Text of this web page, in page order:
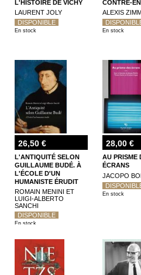
L'HISTOIRE DE VICHY
ET DU GÉNOCIDE DES
JUIFS
LAURENT JOLY
DISPONIBLE
En stock
CONTRE-
ALEXIS
En stock
26,50 €
L'ANTIQUITÉ SELON
GUILLAUME BUDÉ. À
L'ÉCOLE D'UN
HUMANISTE ÉRUDIT
ROMAIN MENINI ET
LUIGI-ALBERTO
SANCHI
DISPONIBLE
En stock
28,00 €
AU PRISME
ÉCRANS
JACOPO
En stock